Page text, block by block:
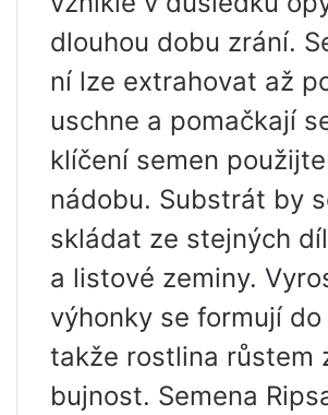
dlouhou dobu zrání.
ní lze extrahovat až
uschne a pomačkají
klíčení semen
nádobu. Substrát by
skládat ze stejných
a listové zeminy.
výhonky se formují do
takže rostlina růstem
bujnost. Semena